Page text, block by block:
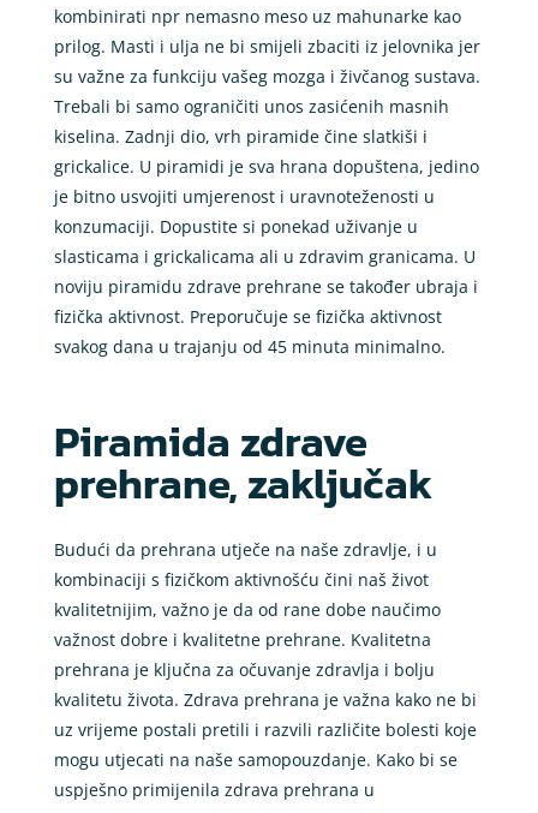
kombinirati npr nemasno meso uz mahunarke kao
prilog. Masti i ulja ne bi smijeli zbaciti iz jelovnika jer
su važne za funkciju vašeg mozga i živčanog sustava.
Trebali bi samo ograničiti unos zasićenih masnih
kiselina. Zadnji dio, vrh piramide čine slatkiši i
grickalice. U piramidi je sva hrana dopuštena, jedino
je bitno usvojiti umjerenost i uravnoteženosti u
konzumaciji. Dopustite si ponekad uživanje u
slasticama i grickalicama ali u zdravim granicama. U
noviju piramidu zdrave prehrane se također ubraja i
fizička aktivnost. Preporučuje se fizička aktivnost
svakog dana u trajanju od 45 minuta minimalno.
Piramida zdrave
prehrane, zaključak
Budući da prehrana utječe na naše zdravlje, i u
kombinaciji s fizičkom aktivnošću čini naš život
kvalitetnijim, važno je da od rane dobe naučimo
važnost dobre i kvalitetne prehrane. Kvalitetna
prehrana je ključna za očuvanje zdravlja i bolju
kvalitetu života. Zdrava prehrana je važna kako ne bi
uz vrijeme postali pretili i razvili različite bolesti koje
mogu utjecati na naše samopouzdanje. Kako bi se
uspješno primijenila zdrava prehrana u